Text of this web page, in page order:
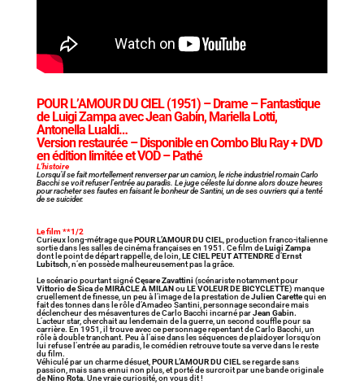
POUR L’AMOUR DU CIEL (1951) – Drame – Fantastique
de Luigi Zampa avec Jean Gabin, Mariella Lotti,
Antonella Lualdi…
Version restaurée – Disponible en Combo Blu Ray + DVD
en édition limitée et VOD – Pathé
L’histoire
Lorsqu’il se fait mortellement renverser par un camion, le riche industriel romain Carlo
Bacchi se voit refuser l’entrée au paradis. Le juge céleste lui donne alors douze heures
pour racheter ses fautes en faisant le bonheur de Santini, un de ses ouvriers qui a tenté
de se suicider.
Le film **1/2
Curieux long-métrage quePOUR L’AMOUR DU CIEL, production franco-italienne
sortie dans les salles de cinéma françaises en 1951. Ce film deLuigi Zampa
dont le point de départ rappelle, de loin, LE CIEL PEUT ATTENDREd’Ernst
Lubitsch , n’en possède malheureusement pas la grâce.
Le scénario pourtant signéCesare Zavattini (scénariste notamment pour
Vittorio de SicadeMIRACLE À MILANou LE VOLEUR DE BICYCLETTE) manque
cruellement de finesse, un peu à l’image de la prestation deJulien Carettequi en
fait des tonnes dans le rôle d’Amadeo Santini, personnage secondaire mais
déclencheur des mésaventures de Carlo Bacchi incarné parJean Gabin.
L’acteur star, cherchait au lendemain de la guerre, un second souffle pour sa
carrière. En 1951, il trouve avec ce personnage repentant de Carlo Bacchi, un
rôle à double tranchant. Peu à l’aise dans les séquences de plaidoyer lorsqu’on
lui refuse l’entrée au paradis, le comédien retrouve toute sa verve dans le reste
du film.
Véhiculé par un charme désuet, POUR L’AMOUR DU CIELse regarde sans
passion, mais sans ennui non plus, et porté de surcroit par une bande originale
deNino Rota. Une vraie curiosité, on vous dit !